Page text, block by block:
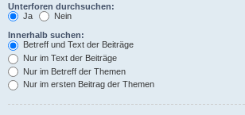
Unterforen durchsuchen:
Ja
Nein
Innerhalb suchen:
Betreff und Text der Beiträge
Nur im Text der Beiträge
Nur im Betreff der Themen
Nur im ersten Beitrag der Themen